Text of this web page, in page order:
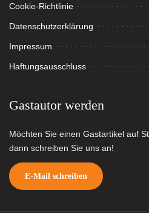
Cookie-Richtlinie
Datenschutzerklärung
Impressum
Haftungsausschluss
Gastautor werden
Möchten Sie einen Gastartikel auf
dann schreiben Sie uns an!
E-Mail schreiben